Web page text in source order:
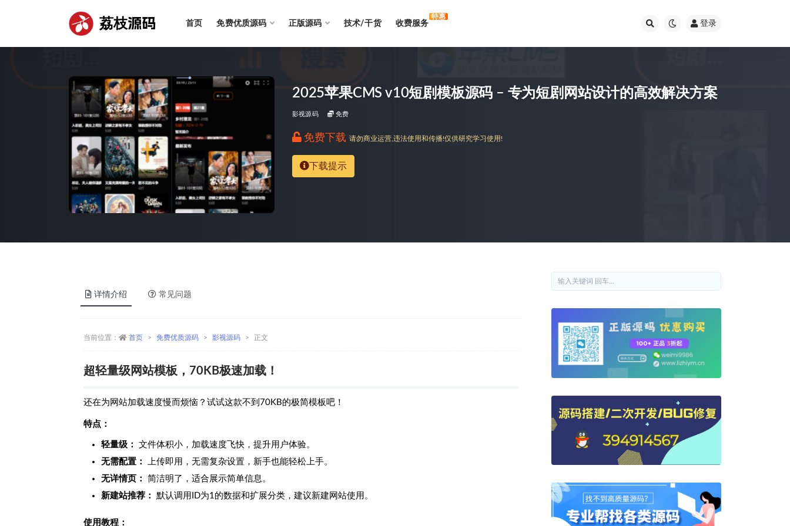
荔枝源码 首页 免费优质源码 正版源码 技术/干货 收费服务
特惠
登录
2025苹果CMS v10短剧模板源码 – 专为短剧网站设计的高效解决方案
影视源码 免费
免费下载 请勿商业运营,违法使用和传播!仅供研究学习使用!
下载提示
详情介绍 常见问题
当前位置： 首页 免费优质源码 影视源码 正文
超轻量级网站模板，70KB极速加载！
还在为网站加载速度慢而烦恼？试试这款不到70KB的极简模板吧！
特点：
轻量级：
文件体积小，加载速度飞快，提升用户体验。
无需配置：
上传即用，无需复杂设置，新手也能轻松上手。
无详情页：
简洁明了，适合展示简单信息。
新建站推荐：
默认调用ID为1的数据和扩展分类，建议新建网站使用。
使用教程：